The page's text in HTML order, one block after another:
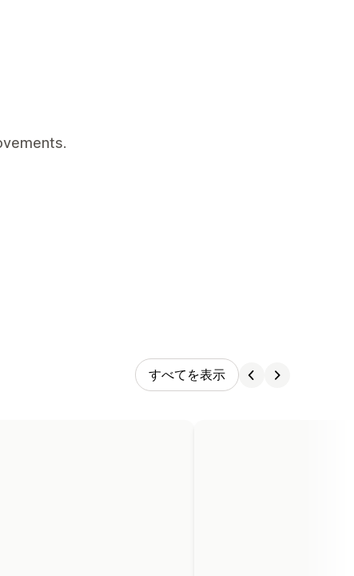
すべてを表示